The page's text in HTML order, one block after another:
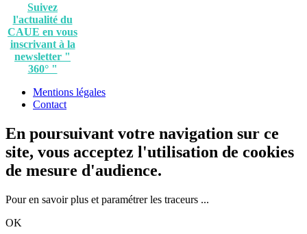
Suivez
l'actualité du
CAUE en vous
inscrivant à la
newsletter "
360° "
Mentions légales
Contact
En poursuivant votre navigation sur ce
site, vous acceptez l'utilisation de cookies
de mesure d'audience.
Pour en savoir plus et paramétrer les traceurs ...
OK